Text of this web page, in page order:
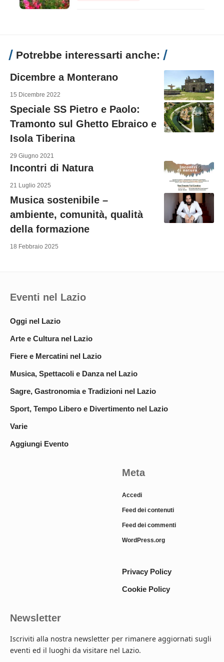
Potrebbe interessarti anche:
Dicembre a Monterano
15 Dicembre 2022
Speciale SS Pietro e Paolo:
Tramonto sul Ghetto Ebraico e
Isola Tiberina
29 Giugno 2021
Incontri di Natura
21 Luglio 2025
Musica sostenibile –
ambiente, comunità, qualità
della formazione
18 Febbraio 2025
Eventi nel Lazio
Oggi nel Lazio
Arte e Cultura nel Lazio
Fiere e Mercatini nel Lazio
Musica, Spettacoli e Danza nel Lazio
Sagre, Gastronomia e Tradizioni nel Lazio
Sport, Tempo Libero e Divertimento nel Lazio
Varie
Aggiungi Evento
Meta
Accedi
Feed dei contenuti
Feed dei commenti
WordPress.org
Privacy Policy
Cookie Policy
Newsletter
Iscriviti alla nostra newsletter per rimanere aggiornati sugli
eventi ed il luoghi da visitare nel Lazio.